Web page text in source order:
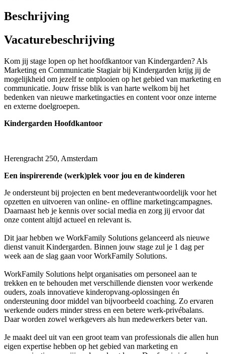
Beschrijving
Vacaturebeschrijving
Kom jij stage lopen op het hoofdkantoor van Kindergarden? Als
Marketing en Communicatie Stagiair bij Kindergarden krijg jij de
mogelijkheid om jezelf te ontplooien op het gebied van marketing en
communicatie. Jouw frisse blik is van harte welkom bij het
bedenken van nieuwe marketingacties en content voor onze interne
en externe doelgroepen.
Kindergarden Hoofdkantoor
Herengracht 250, Amsterdam
Een inspirerende (werk)plek voor jou en de kinderen
Je ondersteunt bij projecten en bent medeverantwoordelijk voor het
opzetten en uitvoeren van online- en offline marketingcampagnes.
Daarnaast heb je kennis over social media en zorg jij ervoor dat
onze content altijd actueel en relevant is.
Dit jaar hebben we WorkFamily Solutions gelanceerd als nieuwe
dienst vanuit Kindergarden. Binnen jouw stage zul je 1 dag per
week aan de slag gaan voor WorkFamily Solutions.
WorkFamily Solutions helpt organisaties om personeel aan te
trekken en te behouden met verschillende diensten voor werkende
ouders, zoals innovatieve kinderopvang-oplossingen én
ondersteuning door middel van bijvoorbeeld coaching. Zo ervaren
werkende ouders minder stress en een betere werk-privébalans.
Daar worden zowel werkgevers als hun medewerkers beter van.
Je maakt deel uit van een groot team van professionals die allen hun
eigen expertise hebben op het gebied van marketing en